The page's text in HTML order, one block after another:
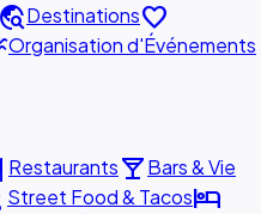
travel_exploreDestinationsfavorite
Organisation d'Événements
Restaurantslocal_barBars & Vie
Street Food & Tacoshotel